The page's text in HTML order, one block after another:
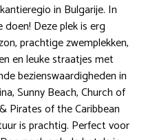
in Bulgarije. In
Deze plek is erg
prachtige zwemplekken,
en leuke straatjes met
bezienswaardigheden in
Sunny Beach, Church of
Pirates of the Caribbean
is prachtig. Perfect voor